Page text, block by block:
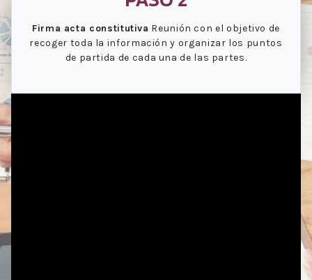
Firma acta constitutiva Reunión con el objetivo de
recoger toda la información y organizar los puntos
de partida de cada una de las partes.